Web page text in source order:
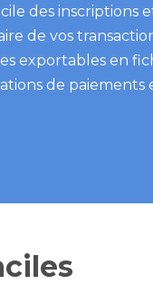
des inscriptions
de vos
exportables en
de paiements